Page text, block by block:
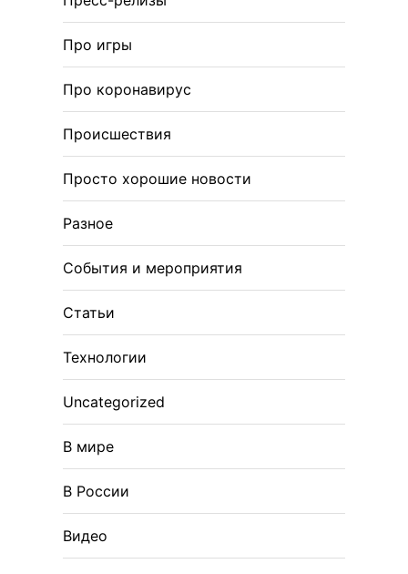
Про игры
Про коронавирус
Происшествия
Просто хорошие новости
Разное
События и мероприятия
Статьи
Технологии
Uncategorized
В мире
В России
Видео